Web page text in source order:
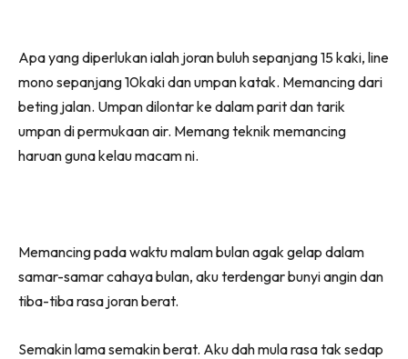
Apa yang diperlukan ialah joran buluh sepanjang 15 kaki, line
mono sepanjang 10kaki dan umpan katak. Memancing dari
beting jalan. Umpan dilontar ke dalam parit dan tarik
umpan di permukaan air. Memang teknik memancing
haruan guna kelau macam ni.
Memancing pada waktu malam bulan agak gelap dalam
samar-samar cahaya bulan, aku terdengar bunyi angin dan
tiba-tiba rasa joran berat.
Semakin lama semakin berat. Aku dah mula rasa tak sedap